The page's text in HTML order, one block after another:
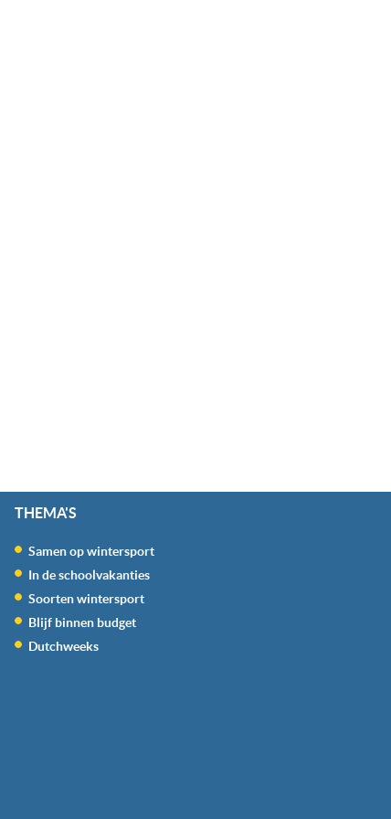
THEMA'S
Samen op wintersport
In de schoolvakanties
Soorten wintersport
Blijf binnen budget
Dutchweeks